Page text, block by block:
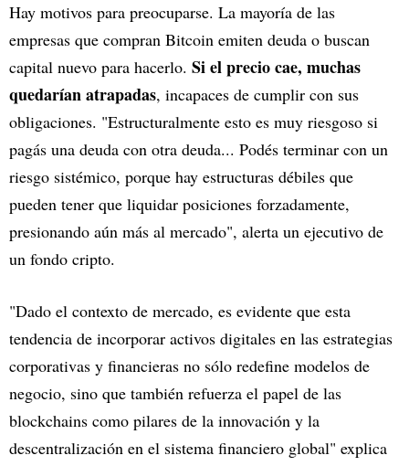
Hay motivos para preocuparse. La mayoría de las
empresas que compran Bitcoin emiten deuda o buscan
capital nuevo para hacerlo. Si el precio cae, muchas
quedarían atrapadas, incapaces de cumplir con sus
obligaciones. "Estructuralmente esto es muy riesgoso si
pagás una deuda con otra deuda... Podés terminar con un
riesgo sistémico, porque hay estructuras débiles que
pueden tener que liquidar posiciones forzadamente,
presionando aún más al mercado", alerta un ejecutivo de
un fondo cripto.
"Dado el contexto de mercado, es evidente que esta
tendencia de incorporar activos digitales en las estrategias
corporativas y financieras no sólo redefine modelos de
negocio, sino que también refuerza el papel de las
blockchains como pilares de la innovación y la
descentralización en el sistema financiero global" explica